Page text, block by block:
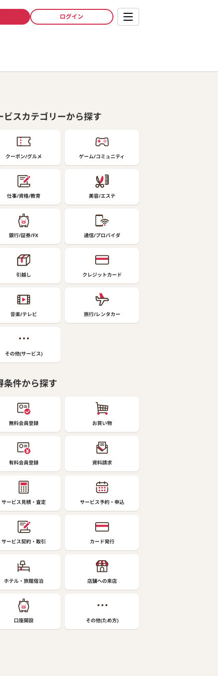
ログイン
ビスカテゴリーから探す
クーポン/グルメ ゲーム/コミュニティ
仕事/資格/教育 美容/エステ
銀行/証券/FX 通信/プロバイダ
引越し クレジットカード
音楽/テレビ 旅行/レンタカー
その他(サービス)
条件から探す
無料会員登録 お買い物
有料会員登録 資料請求
サービス見積・査定 サービス予約・申込
サービス契約・取引 カード発行
ホテル・旅館宿泊 店舗への来店
口座開設 その他(ため方)